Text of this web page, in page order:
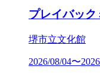
プレイバック
堺市立文化館
2026/08/04〜